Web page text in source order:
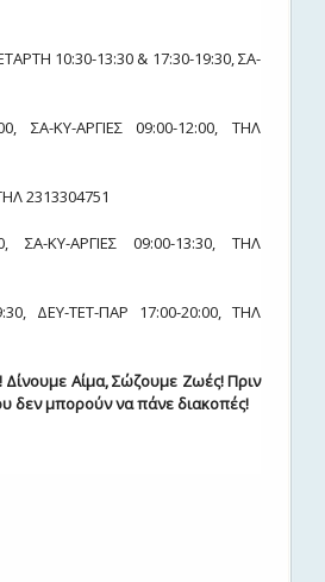
10:30-13:30 & 17:30-19:30, ΣΑ-
ΣΑ-ΚΥ-ΑΡΓΙΕΣ 09:00-12:00, ΤΗΛ
2313304751
ΣΑ-ΚΥ-ΑΡΓΙΕΣ 09:00-13:30, ΤΗΛ
ΔΕΥ-ΤΕΤ-ΠΑΡ 17:00-20:00, ΤΗΛ
Αίμα, Σώζουμε Ζωές! Πριν
δεν μπορούν να πάνε διακοπές!